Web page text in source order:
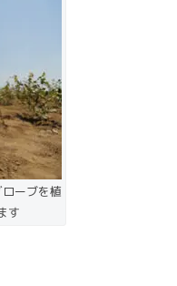
ーブを植
す